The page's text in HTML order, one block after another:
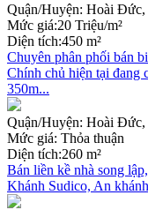
Quận/Huyện: Hoài Đức,
Mức giá:20 Triệu/m²
Diện tích:450 m²
Chuyên phân phối bán
Chính chủ hiện tại đang
350m...
Quận/Huyện: Hoài Đức,
Mức giá: Thỏa thuận
Diện tích:260 m²
Bán liền kề nhà song
Khánh Sudico, An